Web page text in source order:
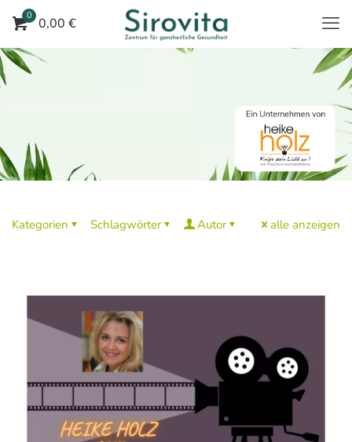
0 0,00 €
Kategorien Schlagwörter Autor alle anzeigen